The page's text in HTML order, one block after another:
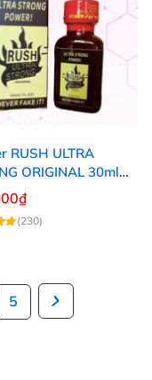
RUSH ULTRA
ORIGINAL 30ml
Mỹ PWD
(230)
5